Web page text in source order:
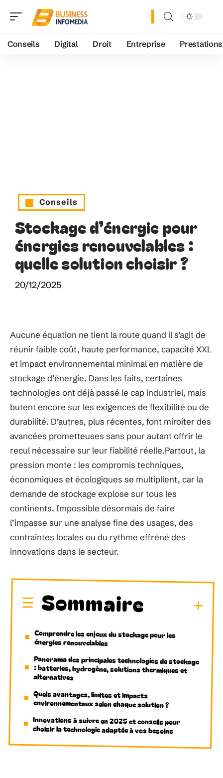
Conseils Digital Droit Entreprise Prestations
Conseils
Stockage d’énergie pour
énergies renouvelables :
quelle solution choisir ?
20/12/2025
Aucune équation ne tient la route quand il s’agit de
réunir faible coût, haute performance, capacité XXL
et impact environnemental minimal en matière de
stockage d’énergie. Dans les faits, certaines
technologies ont déjà passé le cap industriel, mais
butent encore sur les exigences de flexibilité ou de
durabilité. D’autres, plus récentes, font miroiter des
avancées prometteuses sans pour autant offrir le
recul nécessaire sur leur fiabilité réelle.Partout, la
pression monte : les compromis techniques,
économiques et écologiques se multiplient, car la
demande de stockage explose sur tous les
continents. Impossible désormais de faire
l’impasse sur une analyse fine des usages, des
contraintes locales ou du rythme effréné des
innovations dans le secteur.
Sommaire
Comprendre les enjeux du stockage pour les
énergies renouvelables
Panorama des principales technologies de stockage
: batteries, hydrogène, solutions thermiques et
alternatives
Quels avantages, limites et impacts
environnementaux selon chaque solution ?
Innovations à suivre en 2025 et conseils pour
choisir la technologie adaptée à vos besoins